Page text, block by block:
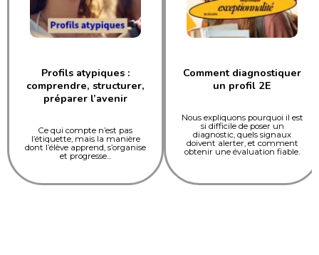
Profils atypiques :
comprendre, structurer,
préparer l’avenir
Ce qui compte n’est pas
l’étiquette, mais la manière
dont l’élève apprend, s’organise
et progresse...
Comment diagnostiquer
un profil 2E
Nous expliquons pourquoi il est
si difficile de poser un
diagnostic, quels signaux
doivent alerter, et comment
obtenir une évaluation fiable.